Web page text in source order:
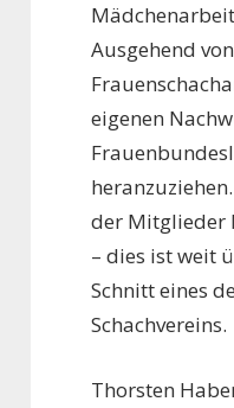
Ausgehend
eigenen
der Mitglieder
– dies ist weit
Schnitt eines
Schachvereins.
Thorsten